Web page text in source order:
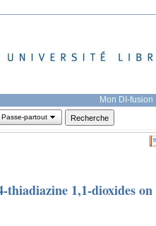
Mon DI-fusion
Passe-partout
1,1-dioxides on